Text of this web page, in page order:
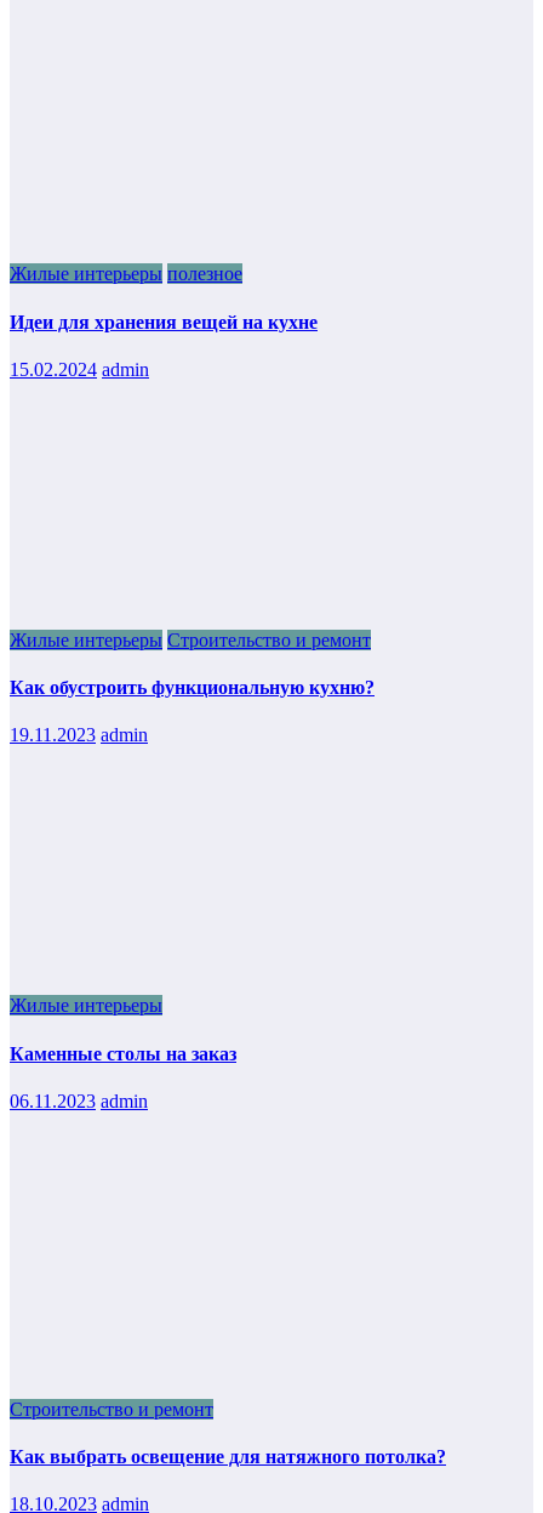
Жилые интерьеры полезное
Идеи для хранения вещей на кухне
15.02.2024 admin
Жилые интерьеры Строительство и ремонт
Как обустроить функциональную кухню?
19.11.2023 admin
Жилые интерьеры
Каменные столы на заказ
06.11.2023 admin
Строительство и ремонт
Как выбрать освещение для натяжного потолка?
18.10.2023 admin